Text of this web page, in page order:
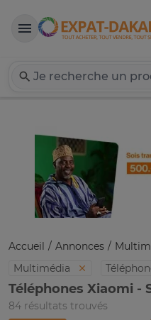
Expat-
Accueil Annonces
Multimédia
Téléphones Xiaomi -
84 résultats trouvés